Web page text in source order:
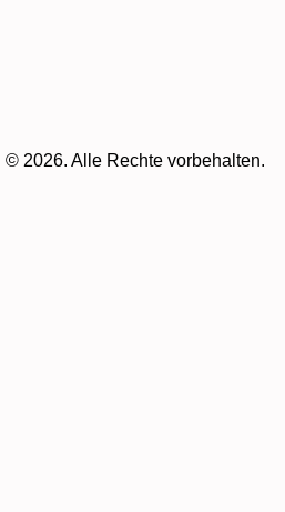
2026. Alle Rechte vorbehalten.